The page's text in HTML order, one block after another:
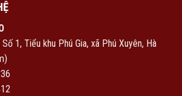
1, Tiểu khu Phú Gia, xã Phú Xuyên, Hà